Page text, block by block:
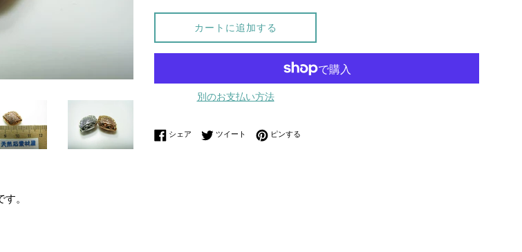
カートに追加する
別のお支払い方法
シェア Facebookでシェアする
ツイート Twitterに投稿する
ピンする
。